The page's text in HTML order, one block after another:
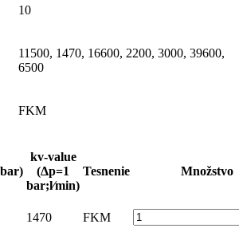
10
11500, 1470, 16600, 2200, 3000, 39600,
6500
FKM
kv-value
(Δp=1
bar;l⁄min)
Tesnenie Množstvo
1470 FKM